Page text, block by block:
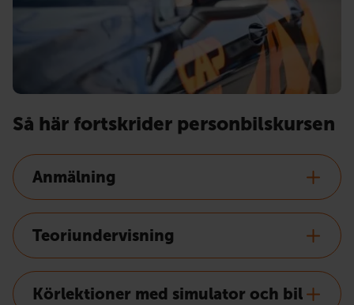
Så här fortskrider personbilskursen
Anmälning
Teoriundervisning
Körlektioner med simulator och bil